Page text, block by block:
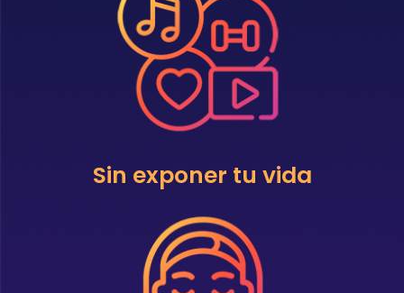
Sin exponer tu vida